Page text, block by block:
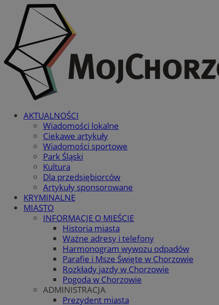
AKTUALNOŚCI
Wiadomości lokalne
Ciekawe artykuły
Wiadomości sportowe
Park Śląski
Kultura
Dla przedsiębiorców
Artykuły sponsorowane
KRYMINALNE
MIASTO
INFORMACJE O MIEŚCIE
Historia miasta
Ważne adresy i telefony
Harmonogram wywozu odpadów
Parafie i Msze Święte w Chorzowie
Rozkłady jazdy w Chorzowie
Pogoda w Chorzowie
ADMINISTRACJA
Prezydent miasta